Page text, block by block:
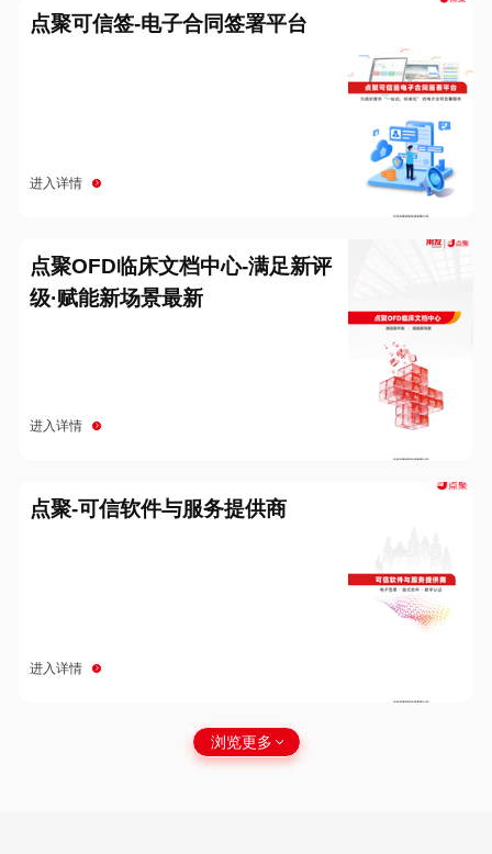
点聚可信签-电子合同签署平台
进入详情
点聚OFD临床文档中心-满足新评
级·赋能新场景最新
进入详情
点聚-可信软件与服务提供商
进入详情
浏览更多